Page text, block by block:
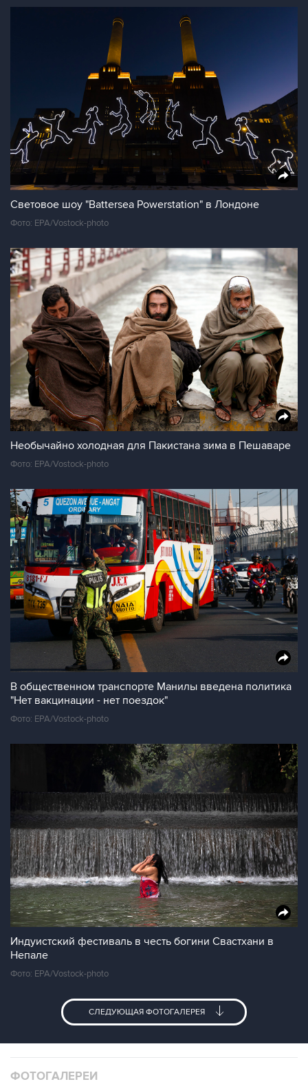
Световое шоу "Battersea Powerstation" в Лондоне
Фото: EPA/Vostock-photo
Необычайно холодная для Пакистана зима в Пешаваре
Фото: EPA/Vostock-photo
В общественном транспорте Манилы введена политика
"Нет вакцинации - нет поездок"
Фото: EPA/Vostock-photo
Индуистский фестиваль в честь богини Свастхани в
Непале
Фото: EPA/Vostock-photo
СЛЕДУЮЩАЯ ФОТОГАЛЕРЕЯ
ФОТОГАЛЕРЕИ